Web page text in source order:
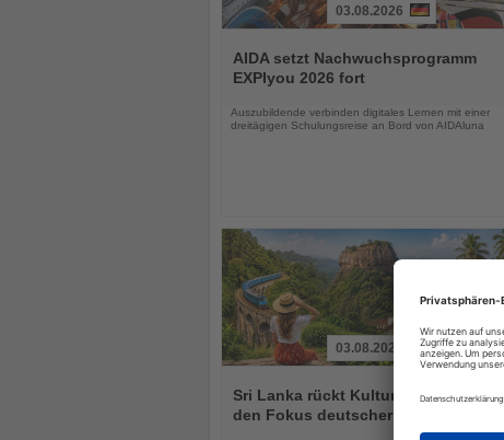
Sie
die
Nachrichten
03.08.2026
AIDA setzt Nachwuchsprogramm
EXPIyou 2026 fort
Auszubildende verbinden digitales Lernen mit einer
dreitägigen Schulungsreise an Bord von AIDAluna
Sie
die
03.08.2026
Sri Lanka rückt Kultur und Vielfalt in
den Fokus deutscher Urlauber